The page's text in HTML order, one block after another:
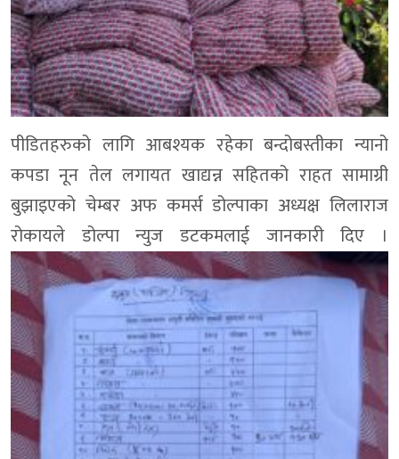
पीडितहरुको लागि आबश्यक रहेका बन्दोबस्तीका न्यानो
कपडा नून तेल लगायत खाद्यन्न सहितको राहत सामाग्री
बुझाइएको चेम्बर अफ कमर्स डोल्पाका अध्यक्ष लिलाराज
रोकायले डोल्पा न्युज डटकमलाई जानकारी दिए ।